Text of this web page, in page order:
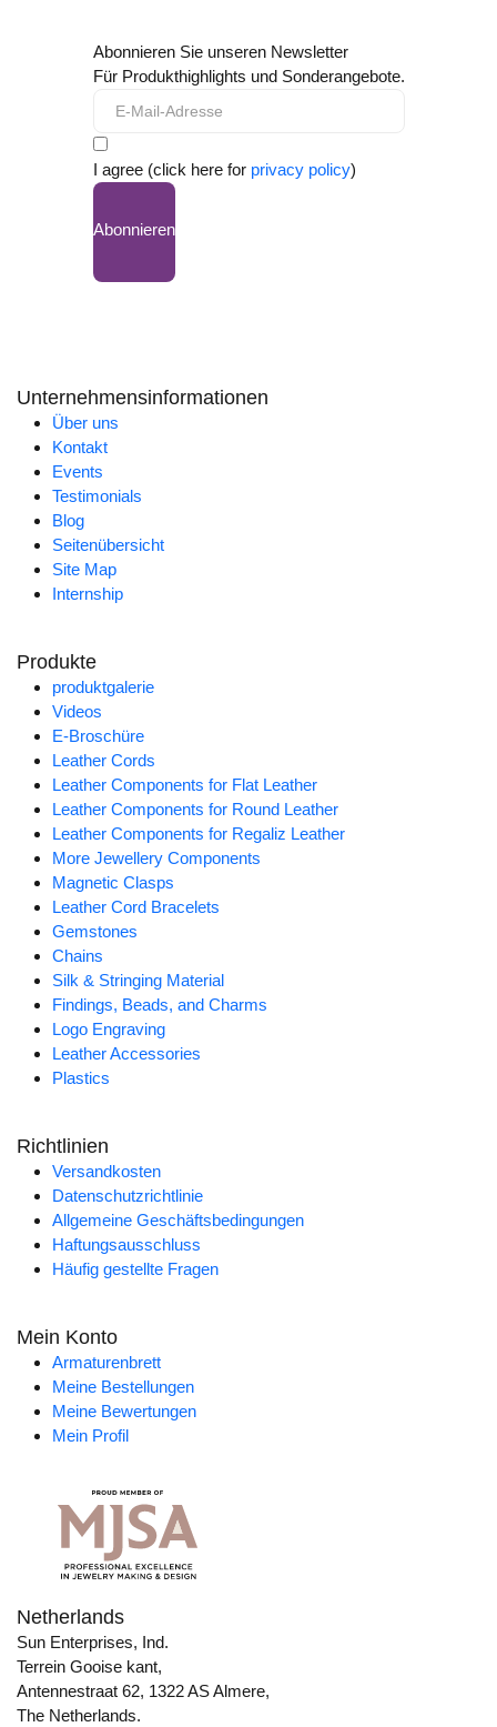
Abonnieren Sie unseren Newsletter
Für Produkthighlights und Sonderangebote.
I agree (click here for privacy policy)
Abonnieren
Unternehmensinformationen
Über uns
Kontakt
Events
Testimonials
Blog
Seitenübersicht
Site Map
Internship
Produkte
produktgalerie
Videos
E-Broschüre
Leather Cords
Leather Components for Flat Leather
Leather Components for Round Leather
Leather Components for Regaliz Leather
More Jewellery Components
Magnetic Clasps
Leather Cord Bracelets
Gemstones
Chains
Silk & Stringing Material
Findings, Beads, and Charms
Logo Engraving
Leather Accessories
Plastics
Richtlinien
Versandkosten
Datenschutzrichtlinie
Allgemeine Geschäftsbedingungen
Haftungsausschluss
Häufig gestellte Fragen
Mein Konto
Armaturenbrett
Meine Bestellungen
Meine Bewertungen
Mein Profil
Netherlands
Sun Enterprises, Ind.
Terrein Gooise kant,
Antennestraat 62, 1322 AS Almere,
The Netherlands.